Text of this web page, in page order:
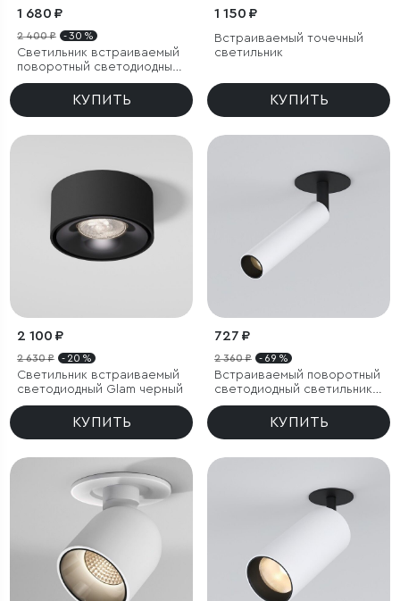
1 680 ₽
2 400 ₽ - 30 %
Светильник встраиваемый
поворотный светодиодный
Spot 7W 4000K черный
КУПИТЬ
1 150 ₽
Встраиваемый точечный
светильник
КУПИТЬ
2 100 ₽
2 630 ₽ - 20 %
Светильник встраиваемый
светодиодный Glam черный
КУПИТЬ
727 ₽
2 360 ₽ - 69 %
Встраиваемый поворотный
светодиодный светильник
Diffe
КУПИТЬ